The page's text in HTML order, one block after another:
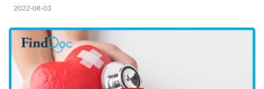
2022-08-03